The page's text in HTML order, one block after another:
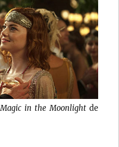
Magic in the Moonlightde